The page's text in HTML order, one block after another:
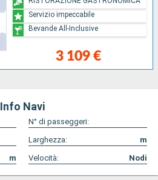
3 109 €
Servizio impeccabile
Bevande All-Inclusive
Info Navi
N° di passeggeri:
Larghezza:
m
m Velocità: Nodi